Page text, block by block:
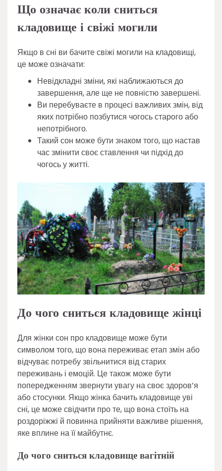
Що означає коли сниться
кладовище і свіжі могили
Якщо в сні ви бачите свіжі могили на кладовищі,
це може означати:
Невідкладні зміни, які наближаються до
завершення, але ще не повністю завершені.
Ви перебуваєте в процесі важливих змін, від
яких потрібно позбутися чогось старого або
непотрібного.
Такий сон може бути знаком того, що настав
час змінити своє ставлення чи підхід до
чогось у житті.
До чого сниться кладовище жінці
Для жінки сон про кладовище може бути
символом того, що вона переживає етап змін або
відчуває потребу звільнитися від старих
переживань і емоцій. Це також може бути
попередженням звернути увагу на своє здоров’я
або стосунки. Якщо жінка бачить кладовище уві
сні, це може свідчити про те, що вона стоїть на
роздоріжжі й повинна прийняти важливе рішення,
яке вплине на її майбутнє.
До чого сниться кладовище вагітній